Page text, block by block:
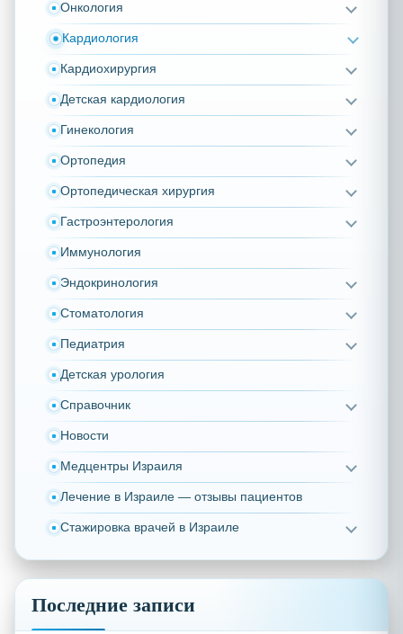
Онкология
Кардиология
Кардиохирургия
Детская кардиология
Гинекология
Ортопедия
Ортопедическая хирургия
Гастроэнтерология
Иммунология
Эндокринология
Стоматология
Педиатрия
Детская урология
Справочник
Новости
Медцентры Израиля
Лечение в Израиле — отзывы пациентов
Стажировка врачей в Израиле
Последние записи